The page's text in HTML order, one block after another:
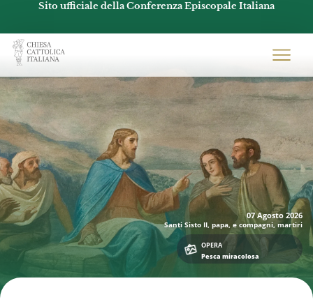
Sito ufficiale della Conferenza Episcopale Italiana
Chiesacattolica.it
07 Agosto 2026
Santi Sisto II, papa, e compagni, martiri
OPERA
Pesca miracolosa